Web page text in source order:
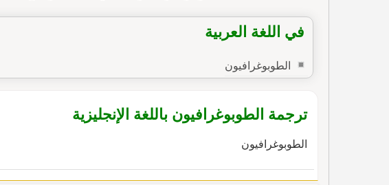
في اللغة العربية
الطوبوغرافيون
ترجمة الطوبوغرافيون باللغة الإنجليزية
الطوبوغرافيون